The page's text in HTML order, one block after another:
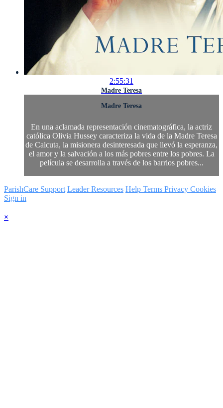
2:55:31
Madre Teresa
Madre Teresa
En una aclamada representación cinematográfica, la actriz
católica Olivia Hussey caracteriza la vida de la Madre Teresa
de Calcuta, la misionera desinteresada que llevó la esperanza,
el amor y la salvación a los más pobres entre los pobres. La
película se desarrolla a través de los barrios pobres...
ParishCare Support Leader Resources Help Terms Privacy Cookies
Sign in
×